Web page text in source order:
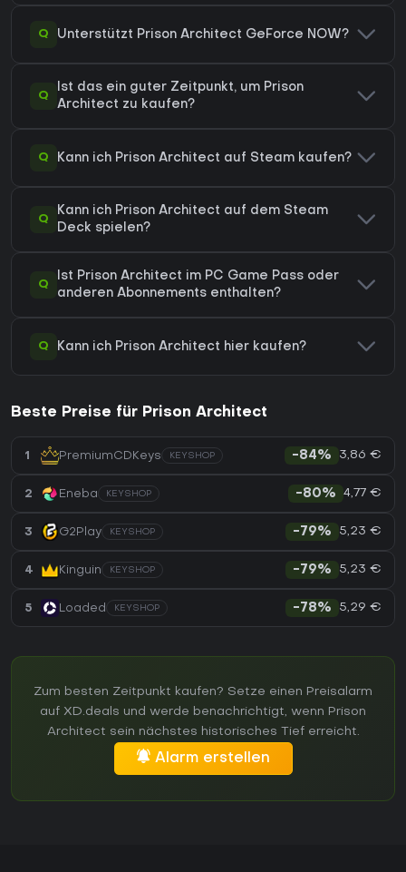
Q Unterstützt Prison Architect GeForce NOW?
Q
Ist das ein guter Zeitpunkt, um Prison
Architect zu kaufen?
Q Kann ich Prison Architect auf Steam kaufen?
Q
Kann ich Prison Architect auf dem Steam
Deck spielen?
Q
Ist Prison Architect im PC Game Pass oder
anderen Abonnements enthalten?
Q Kann ich Prison Architect hier kaufen?
Beste Preise für Prison Architect
1 PremiumCDKeys KEYSHOP -84% 3,86 €
2 Eneba KEYSHOP -80% 4,77 €
3 G2Play KEYSHOP -79% 5,23 €
4 Kinguin KEYSHOP -79% 5,23 €
5 Loaded KEYSHOP -78% 5,29 €
Zum besten Zeitpunkt kaufen? Setze einen Preisalarm
auf XD.deals und werde benachrichtigt, wenn Prison
Architect sein nächstes historisches Tief erreicht.
Alarm erstellen